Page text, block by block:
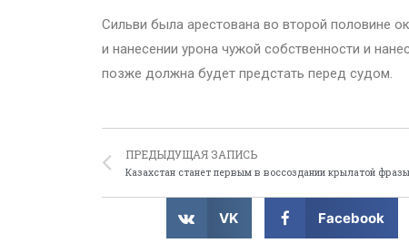
Сильви была арестована во второй половине
и нанесении урона чужой собственности и
позже должна будет предстать перед судом.
ПРЕДЫДУЩАЯ ЗАПИСЬ
Казахстан станет первым в воссоздании крылатой фразы
VK Facebook